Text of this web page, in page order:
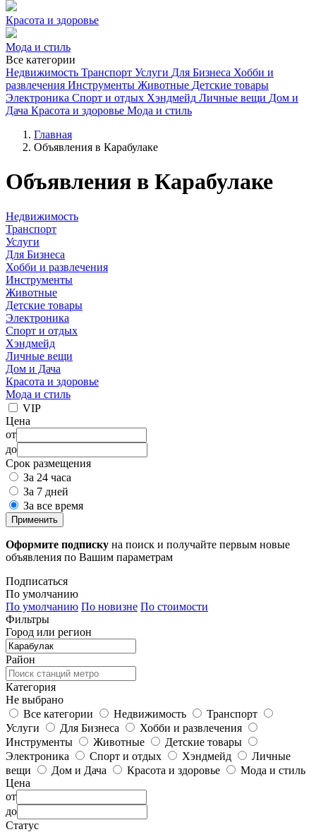
Красота и здоровье
Мода и стиль
Все категории
Недвижимость Транспорт Услуги Для Бизнеса Хобби и
развлечения Инструменты Животные Детские товары
Электроника Спорт и отдых Хэндмейд Личные вещи Дом и
Дача Красота и здоровье Мода и стиль
Главная
Объявления в Карабулаке
Объявления в Карабулаке
Недвижимость
Транспорт
Услуги
Для Бизнеса
Хобби и развлечения
Инструменты
Животные
Детские товары
Электроника
Спорт и отдых
Хэндмейд
Личные вещи
Дом и Дача
Красота и здоровье
Мода и стиль
VIP
Цена
от
до
Срок размещения
За 24 часа
За 7 дней
За все время
Применить
Оформите подписку на поиск и получайте первым новые
объявления по Вашим параметрам
Подписаться
По умолчанию
По умолчанию По новизне По стоимости
Фильтры
Город или регион
Район
Категория
Не выбрано
Все категории
Недвижимость
Транспорт
Услуги
Для Бизнеса
Хобби и развлечения
Инструменты
Животные
Детские товары
Электроника
Спорт и отдых Хэндмейд
Личные
вещи
Дом и Дача Красота и здоровье
Мода и стиль
Цена
от
до
Статус